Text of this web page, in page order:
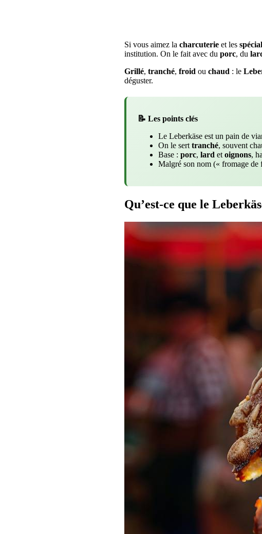
Si vous aimez la charcuterie et les
institution. On le fait avec du porc, du
Grillé, tranché, froid ou chaud : le
déguster.
📝 Les points clés
Le Leberkäse est un pain de
On le sert tranché, souvent
Base : porc, lard et oignons,
Malgré son nom (« fromage
Qu’est-ce que le